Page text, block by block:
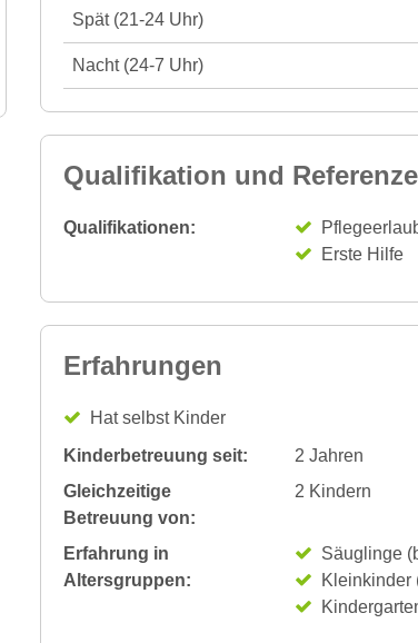
Spät (21-24 Uhr)
Nacht (24-7 Uhr)
Qualifikation und
Qualifikationen:
Erste Hilfe
Erfahrungen
Hat selbst Kinder
Kinderbetreuung seit:
2 Jahren
Gleichzeitige
Betreuung von:
2 Kindern
Erfahrung in
Altersgruppen:
Säuglinge
Kleinkinder